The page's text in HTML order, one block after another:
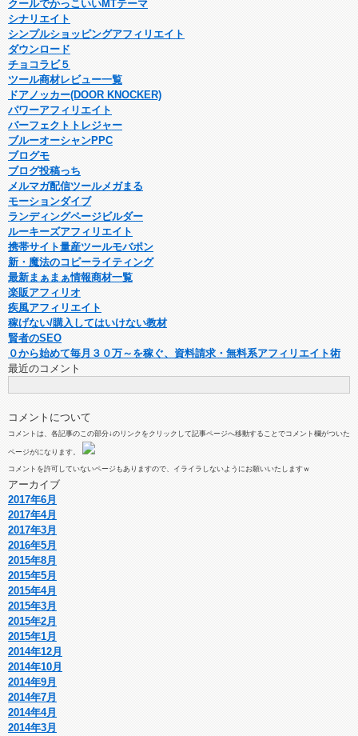
クールでかっこいいMTテーマ
シナリエイト
シンプルショッピングアフィリエイト
ダウンロード
チョコラビ５
ツール商材レビュー一覧
ドアノッカー(DOOR KNOCKER)
パワーアフィリエイト
パーフェクトトレジャー
ブルーオーシャンPPC
ブログモ
ブログ投稿っち
メルマガ配信ツールメガまる
モーションダイブ
ランディングページビルダー
ルーキーズアフィリエイト
携帯サイト量産ツールモバポン
新・魔法のコピーライティング
最新まぁまぁ情報商材一覧
楽販アフィリオ
疾風アフィリエイト
稼げない/購入してはいけない教材
賢者のSEO
０から始めて毎月３０万～を稼ぐ、資料請求・無料系アフィリエイト術
最近のコメント
コメントについて
コメントは、各記事のこの部分↓のリンクをクリックして記事ページへ移動することでコメント欄がついた
ページがになります。
コメントを許可していないページもありますので、イライラしないようにお願いいたしますｗ
アーカイブ
2017年6月
2017年4月
2017年3月
2016年5月
2015年8月
2015年5月
2015年4月
2015年3月
2015年2月
2015年1月
2014年12月
2014年10月
2014年9月
2014年7月
2014年4月
2014年3月